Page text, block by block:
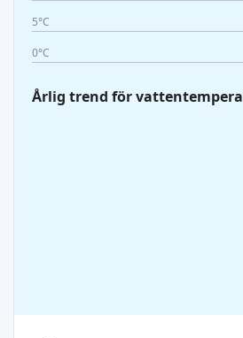
5°C
0°C
Årlig trend för